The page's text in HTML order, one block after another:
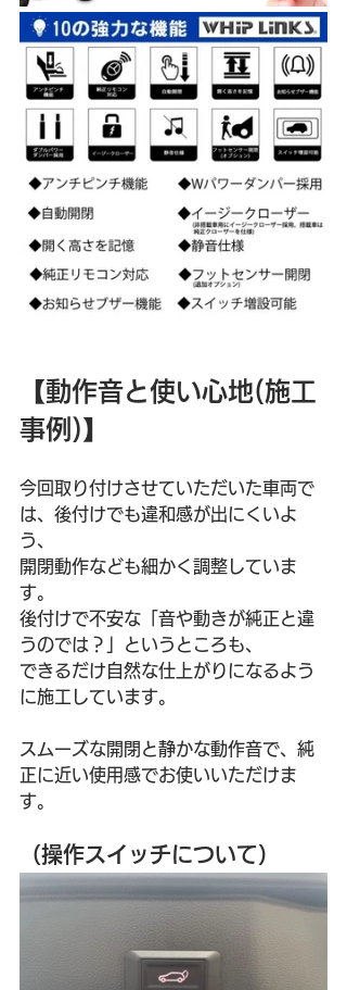
【動作音と使い心地(施工
事例)】
今回取り付けさせていただいた車両で
は、後付けでも違和感が出にくいよ
う、
開閉動作なども細かく調整していま
す。
後付けで不安な「音や動きが純正と違
うのでは？」というところも、
できるだけ自然な仕上がりになるよう
に施工しています。
スムーズな開閉と静かな動作音で、純
正に近い使用感でお使いいただけま
す。
（操作スイッチについて）